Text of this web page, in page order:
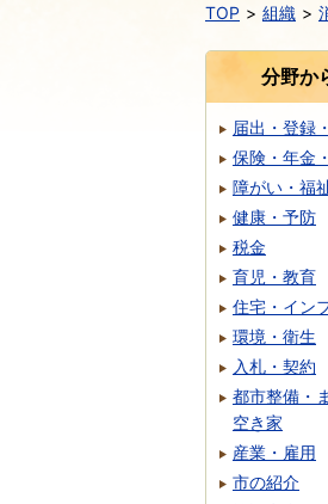
TOP
組織
分野か
届出・登録
保険・年金
障がい・福
健康・予防
税金
育児・教育
住宅・イン
環境・衛生
入札・契約
都市整備・
空き家
産業・雇用
市の紹介